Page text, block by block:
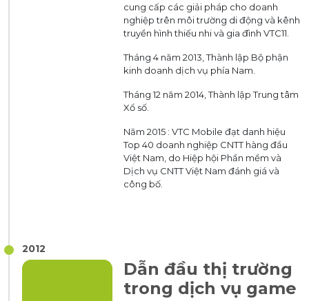
cung cấp các giải pháp cho doanh
nghiệp trên môi trường di động và kênh
truyền hình thiếu nhi và gia đình VTC11.
Tháng 4 năm 2013, Thành lập Bộ phận
kinh doanh dịch vụ phía Nam.
Tháng 12 năm 2014, Thành lập Trung tâm
Xổ số.
Năm 2015 : VTC Mobile đạt danh hiệu
Top 40 doanh nghiệp CNTT hàng đầu
Việt Nam, do Hiệp hội Phần mềm và
Dịch vụ CNTT Việt Nam đánh giá và
công bố.
2012
Dẫn đầu thị trường
trong dịch vụ game